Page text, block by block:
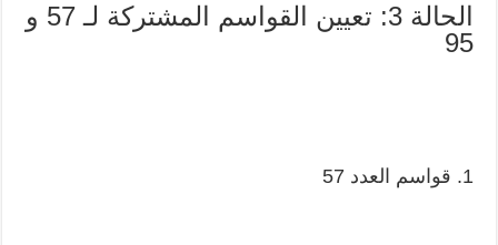
الحالة 3: تعيين القواسم المشتركة لـ 57 و
95
1. قواسم العدد 57